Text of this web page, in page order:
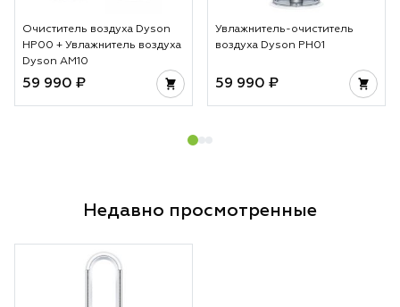
Очиститель воздуха Dyson
HP00 + Увлажнитель воздуха
Dyson AM10
59 990 ₽
Увлажнитель-очиститель
воздуха Dyson PH01
59 990 ₽
Недавно просмотренные